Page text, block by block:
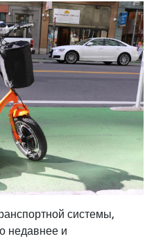
системы,
недавнее и